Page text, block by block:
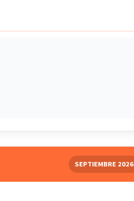
SEPTIEMBRE 2026